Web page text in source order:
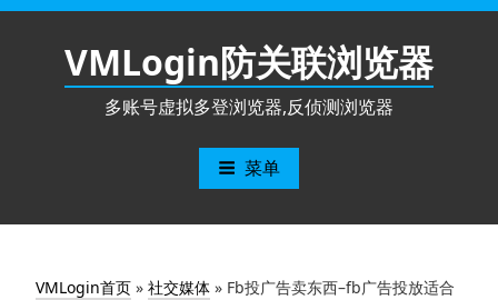
跳
VMLogin防关联浏览器
多账号虚拟多登浏览器,反侦测浏览器
菜单
VMLogin首页 » 社交媒体 » Fb投广告卖东西–fb广告投放适合